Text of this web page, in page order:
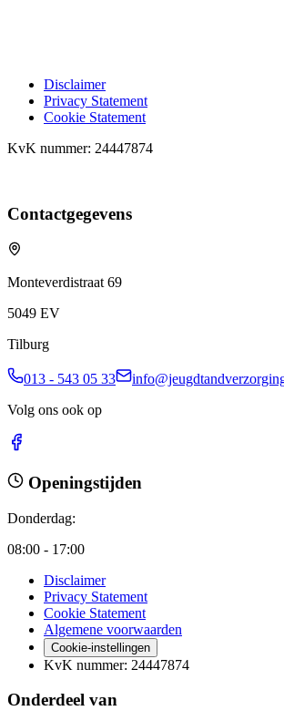
Disclaimer
Privacy Statement
Cookie Statement
KvK nummer: 24447874
Contactgegevens
Monteverdistraat 69
5049 EV
Tilburg
013 - 543 05 33
Volg ons ook op
Openingstijden
Donderdag:
08:00 - 17:00
Disclaimer
Privacy Statement
Cookie Statement
Algemene voorwaarden
Cookie-instellingen
KvK nummer: 24447874
Onderdeel van